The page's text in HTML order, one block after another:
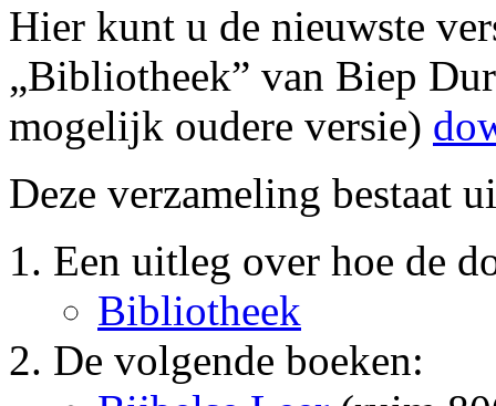
Hier kunt u de nieuwste
„Bibliotheek” van Biep
mogelijk oudere versie)
Deze verzameling bestaat
Een uitleg over hoe de
Bibliotheek
De volgende boeken: